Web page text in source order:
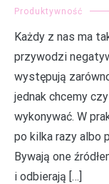
Produktywność
Każdy z nas ma
przywodzi
występują
jednak chcemy
wykonywać. W
po kilka razy albo
Bywają one
i odbierają […]